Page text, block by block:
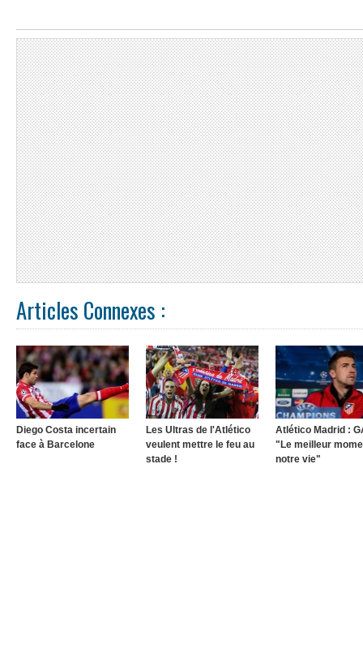
Articles Connexes :
Diego Costa incertain
face à Barcelone
Les Ultras de l'Atlético
veulent mettre le feu au
stade !
Atlético Madrid :
"Le meilleur
notre vie"